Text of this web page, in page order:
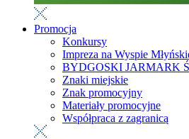
Promocja
Konkursy
Impreza na Wyspie
BYDGOSKI JARMARK
Znaki miejskie
Znak promocyjny
Materiały promocyjne
Współpraca z zagranicą